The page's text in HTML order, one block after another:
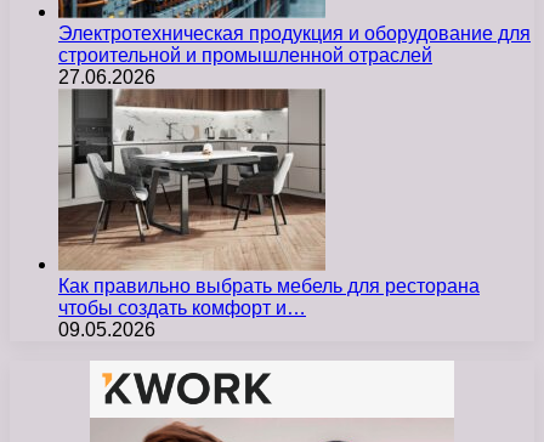
Электротехническая продукция и оборудование для
строительной и промышленной отраслей
27.06.2026
Как правильно выбрать мебель для ресторана
чтобы создать комфорт и…
09.05.2026